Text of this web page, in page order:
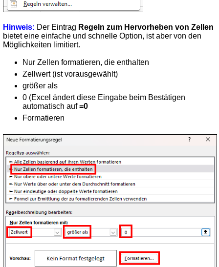
Hinweis: Der Eintrag Regeln zum Hervorheben von Zellen
bietet eine einfache und schnelle Option, ist aber von den
Möglichkeiten limitiert.
Nur Zellen formatieren, die enthalten
Zellwert (ist vorausgewählt)
größer als
0 (Excel ändert diese Eingabe beim Bestätigen
automatisch auf=0
Formatieren